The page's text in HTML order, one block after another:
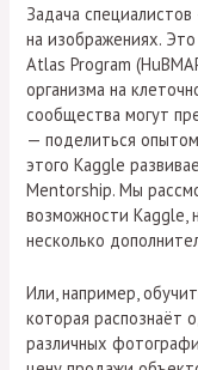
Задача
на изображениях.
Atlas Program
организма на
сообщества могут
— поделиться
этого Kaggle
Mentorship. Мы
возможности Kaggle,
несколько
Или, например,
которая распознаёт
различных